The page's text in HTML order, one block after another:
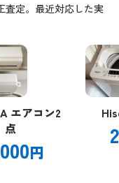
査定。最近対応した実
エアコン2
点
円